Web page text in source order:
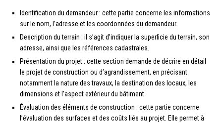
Identification du demandeur : cette partie concerne les informations
sur le nom, l’adresse et les coordonnées du demandeur.
Description du terrain : il s’agit d’indiquer la superficie du terrain, son
adresse, ainsi que les références cadastrales.
Présentation du projet : cette section demande de décrire en détail
le projet de construction ou d’agrandissement, en précisant
notamment la nature des travaux, la destination des locaux, les
dimensions et l’aspect extérieur du bâtiment.
Évaluation des éléments de construction : cette partie concerne
l’évaluation des surfaces et des coûts liés au projet. Elle permet à